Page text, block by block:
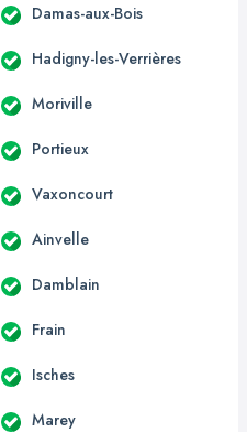
Damas-aux-Bois
Hadigny-les-Verrières
Moriville
Portieux
Vaxoncourt
Ainvelle
Damblain
Frain
Isches
Marey